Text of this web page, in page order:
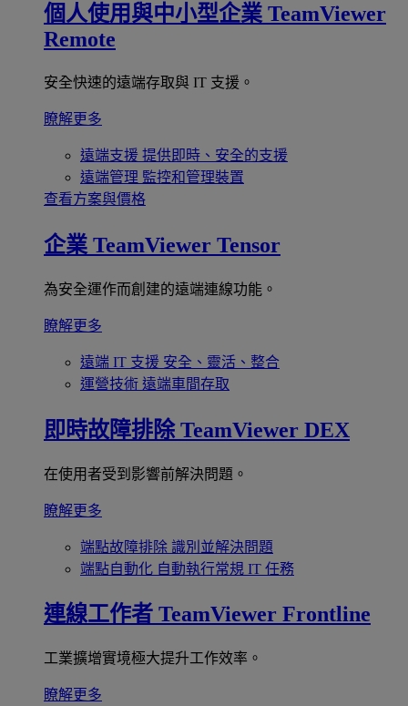
個人使用與中小型企業 TeamViewer
Remote
安全快速的遠端存取與 IT 支援。
瞭解更多
遠端支援 提供即時、安全的支援
遠端管理 監控和管理裝置
查看方案與價格
企業 TeamViewer Tensor
為安全運作而創建的遠端連線功能。
瞭解更多
遠端 IT 支援 安全、靈活、整合
運營技術 遠端車間存取
即時故障排除 TeamViewer DEX
在使用者受到影響前解決問題。
瞭解更多
端點故障排除 識別並解決問題
端點自動化 自動執行常規 IT 任務
連線工作者 TeamViewer Frontline
工業擴增實境極大提升工作效率。
瞭解更多